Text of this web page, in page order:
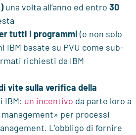
una volta all’anno ed entro 30
tutti i programmi (e non solo
IBM basate su PVU come sub-
richiesti da IBM
vite sulla verifica della
IBM: un incentivo da parte loro a
per processi
L’obbligo di fornire